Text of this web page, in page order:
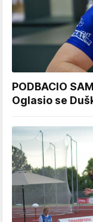
PODBACIO
Oglasio se